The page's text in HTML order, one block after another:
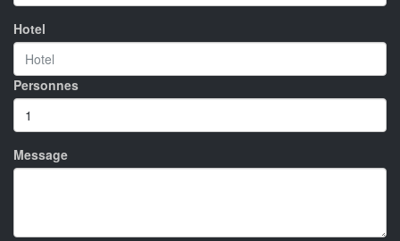
Hotel
Personnes
Message